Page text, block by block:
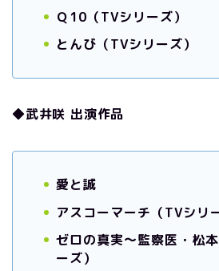
Ｑ10（TVシリーズ）
とんび（TVシリーズ）
◆武井咲 出演作品
愛と誠
アスコーマーチ（TVシリ
ゼロの真実～監察医・松
ーズ）